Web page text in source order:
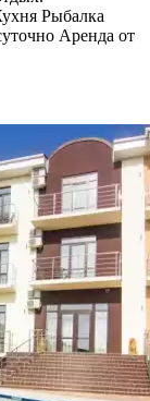
Рыбалка
Аренда от